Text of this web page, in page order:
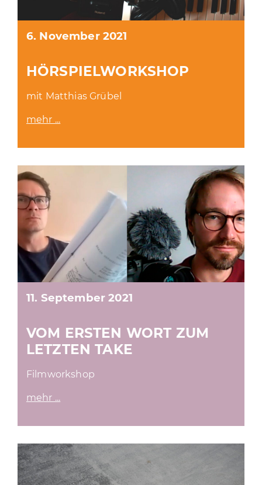
6. November 2021
HÖRSPIELWORKSHOP
mit Matthias Grübel
mehr ...
11. September 2021
VOM ERSTEN WORT ZUM
LETZTEN TAKE
Filmworkshop
mehr ...